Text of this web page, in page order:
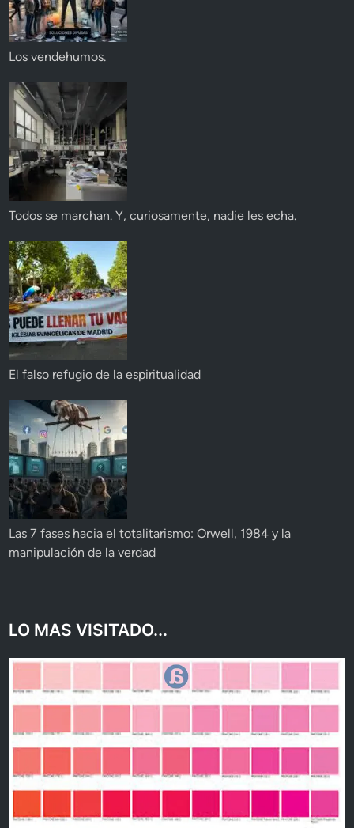
Los vendehumos.
Todos se marchan. Y, curiosamente, nadie les echa.
El falso refugio de la espiritualidad
Las 7 fases hacia el totalitarismo: Orwell, 1984 y la
manipulación de la verdad
LO MAS VISITADO...